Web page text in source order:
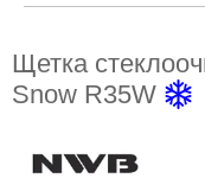
Щетка
Snow R35W